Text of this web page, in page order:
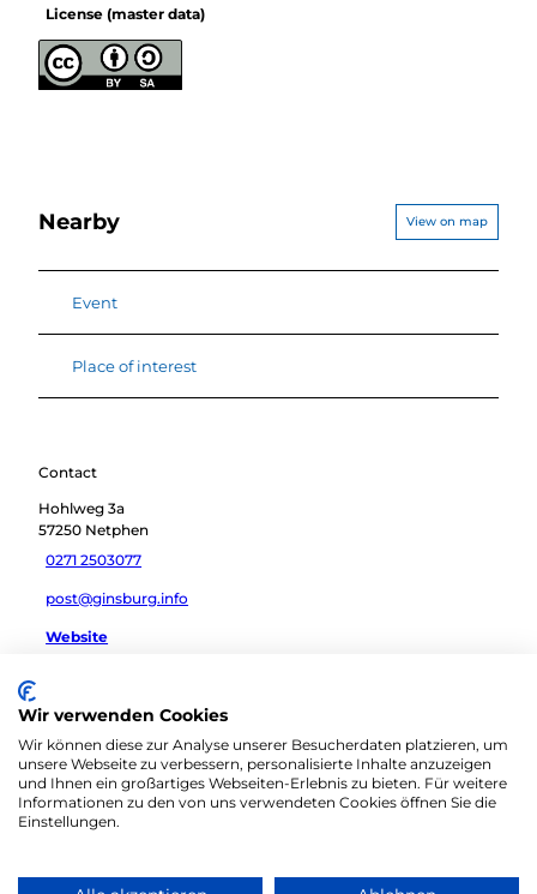
License (master data)
Nearby View on map
Event
Place of interest
Contact
Hohlweg 3a
57250 Netphen
0271 2503077
post@ginsburg.info
Website
Travel by public transport
Sketch route
Wir verwenden Cookies
Wir können diese zur Analyse unserer Besucherdaten platzieren, um
unsere Webseite zu verbessern, personalisierte Inhalte anzuzeigen
und Ihnen ein großartiges Webseiten-Erlebnis zu bieten. Für weitere
Informationen zu den von uns verwendeten Cookies öffnen Sie die
Einstellungen.